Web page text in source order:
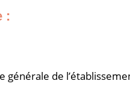
:
générale de